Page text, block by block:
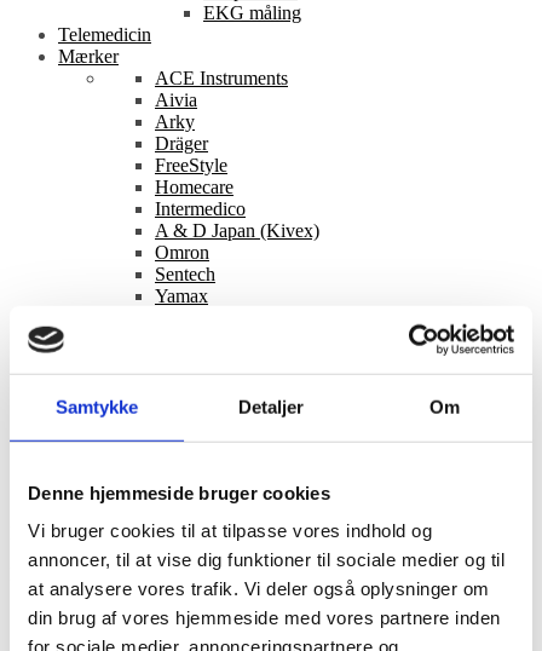
Samtykke Detaljer Om
Denne hjemmeside bruger cookies
Vi bruger cookies til at tilpasse vores indhold og
annoncer, til at vise dig funktioner til sociale medier og til
at analysere vores trafik. Vi deler også oplysninger om
din brug af vores hjemmeside med vores partnere inden
for sociale medier, annonceringspartnere og
EKG måling
Telemedicin
Mærker
ACE Instruments
Aivia
Arky
Dräger
FreeStyle
Homecare
Intermedico
A & D Japan (Kivex)
Omron
Sentech
Yamax
Tilbud
Gode råd
Betingelser
Kontakt
Fleksibel fragt
Hurtig levering
Service i verdensklasse